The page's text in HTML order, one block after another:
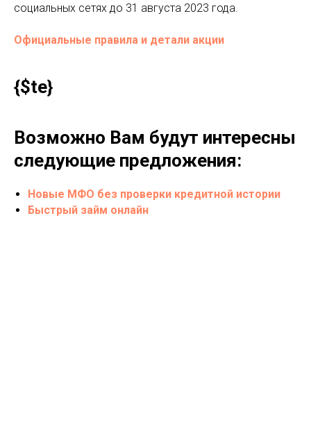
социальных сетях до 31 августа 2023 года.
Официальные правила и детали акции
{$te}
Возможно Вам будут интересны
следующие предложения:
Новые МФО без проверки кредитной истории
Быстрый займ онлайн